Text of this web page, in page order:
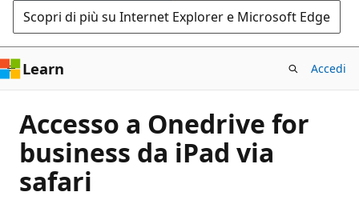
Scopri di più su Internet Explorer e Microsoft Edge
Learn Accedi
Accesso a Onedrive for
business da iPad via
safari